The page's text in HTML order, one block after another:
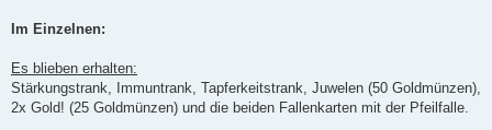
Im Einzelnen:
Es blieben erhalten:
Stärkungstrank, Immuntrank, Tapferkeitstrank, Juwelen (50 Goldmünzen),
2x Gold! (25 Goldmünzen) und die beiden Fallenkarten mit der Pfeilfalle.